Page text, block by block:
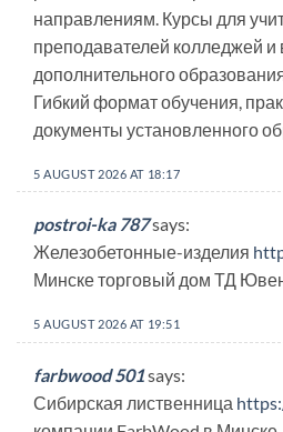
направлениям. Курсы для
преподавателей колледжей и
дополнительного
Гибкий формат обучения,
документы установленного
5 AUGUST 2026 AT 18:17
postroi-ka 787says:
Железобетонные-изделия
Минске торговый дом ТД
5 AUGUST 2026 AT 19:51
farbwood 501says:
Сибирская лиственница